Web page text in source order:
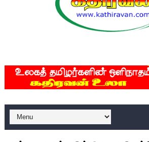
ரவுடி பேபிக்கு நடந்த தரமான
குண்டை தூக்கிப்போட்ட ஆய்வு….
யாழில் தமிழின தலைவர்
ஏர்போர்ட்டில் உதைத்த நபர் யார், என்ன
சீனா இலங்கையிடம் 8 மில்லியன்